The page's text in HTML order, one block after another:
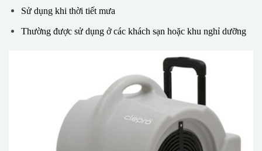
Sử dụng khi thời tiết mưa
Thường được sử dụng ở các khách sạn hoặc khu nghỉ dưỡng